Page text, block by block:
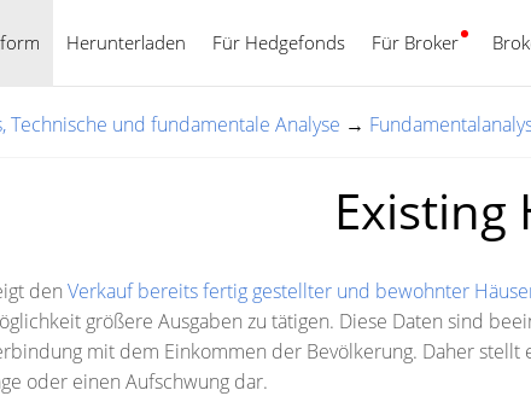
Herunterladen Für Hedgefonds Für Broker
Technische und fundamentale Analyse →
Existing
den Verkauf bereits fertig gestellter und bewohnter
größere Ausgaben zu tätigen. Diese Daten sind
mit dem Einkommen der Bevölkerung. Daher
oder einen Aufschwung dar.